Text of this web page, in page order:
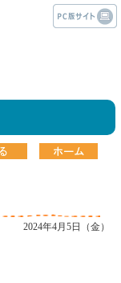
2024年4月5日（金）